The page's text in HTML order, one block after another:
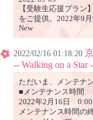
【受験生応援プラン
をご提供。2022年9
New
2022/02/16 01:18:20
-- Walking on a Star
ただいま、メンテナ
■メンテナンス時間
2022年2月16日 0:00
メンテナンス時間の